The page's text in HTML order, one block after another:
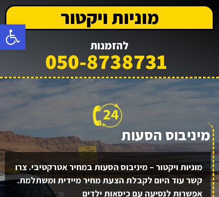
מוניות ויקטור
להזמנות
050-8738731
מיניבוס הסעות
מוניות ויקטור – מיניבוס הסעות במחיר אטרקטיבי. צרו
קשר עוד היום לקבלת הצעת מחיר מיידית ומשתלמת.
אפשרות לנסיעה עם כיסאות ילדים